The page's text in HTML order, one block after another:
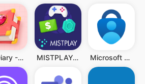
My Diary - Diary With Lock MISTPLAY: Spiele für Belohnung Microsoft Authenticator